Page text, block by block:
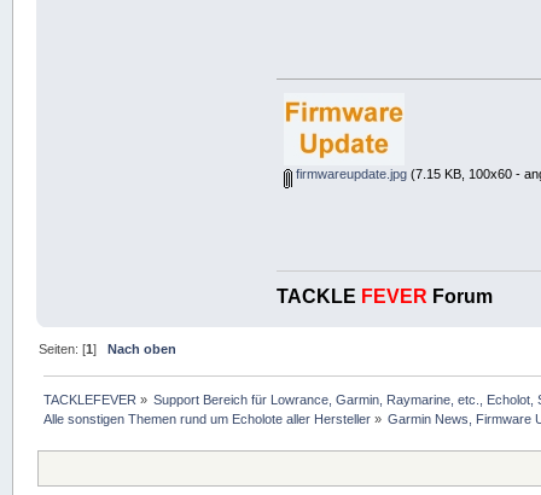
firmwareupdate.jpg(7.15 KB, 100x60 -
TACKLE FEVER Forum
Seiten: [1] Nach oben
TACKLEFEVER » Support Bereich für Lowrance, Garmin, Raymarine, etc.,
Alle sonstigen Themen rund um Echolote aller Hersteller » Garmin News, Firmware